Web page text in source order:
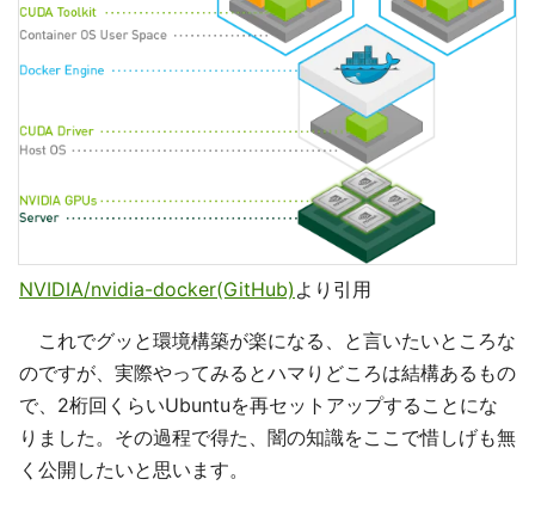
NVIDIA/nvidia-docker(GitHub) より引用
これでグッと環境構築が楽になる、と言いたいところな
のですが、実際やってみるとハマりどころは結構あるもの
で、2桁回くらいUbuntuを再セットアップすることにな
りました。その過程で得た、闇の知識をここで惜しげも無
く公開したいと思います。